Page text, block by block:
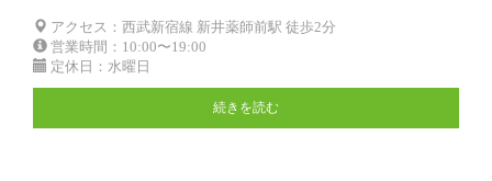
アクセス：西武新宿線 新井薬師前駅 徒歩2分
営業時間：10:00〜19:00
定休日：水曜日
続きを読む